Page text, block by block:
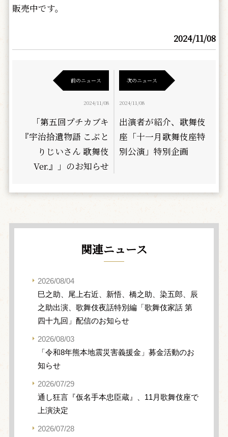
販売中です。
2024/11/08
前のニュース
2024/11/08
「第五回プチカブキ
『宇治拾遺物語 こぶと
りじいさん 歌舞伎
Ver.』」のお知らせ
次のニュース
2024/11/08
出演者が紹介、歌舞伎
座「十一月歌舞伎座特
別公演」特別企画
関連ニュース
2026/08/04
巳之助、尾上右近、新悟、橋之助、染五郎、辰
之助出演、歌舞伎夜話特別編「歌舞伎家話 第
四十九回」配信のお知らせ
2026/08/03
「令和8年熊本地震災害義援金」募金活動のお
知らせ
2026/07/29
通し狂言『仮名手本忠臣蔵』、11月歌舞伎座で
上演決定
2026/07/28